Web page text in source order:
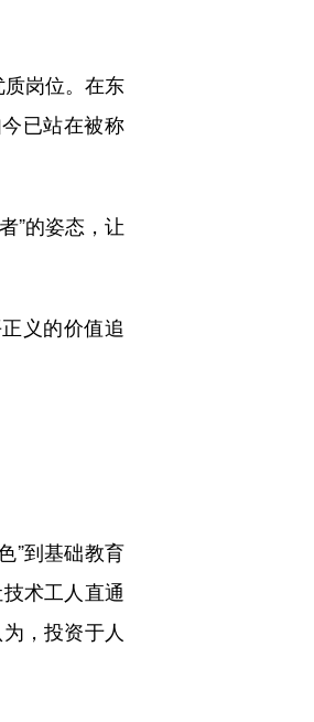
岗位。在东
已站在被称
”的姿态，让
义的价值追
”到基础教育
术工人直通
，投资于人